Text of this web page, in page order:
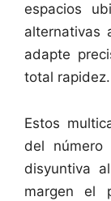
espacios
alternativas
adapte
total rapidez.
Estos
del número
disyuntiva
margen el